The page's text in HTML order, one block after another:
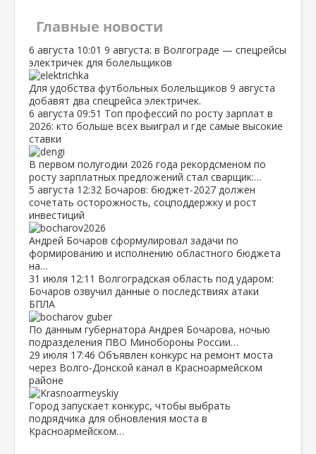
Главные новости
6 августа 10:01 9 августа: в Волгограде — спецрейсы
электричек для болельщиков
Для удобства футбольных болельщиков 9 августа
добавят два спецрейса электричек.
6 августа 09:51 Топ профессий по росту зарплат в
2026: кто больше всех выиграл и где самые высокие
ставки
В первом полугодии 2026 года рекордсменом по
росту зарплатных предложений стал сварщик:…
5 августа 12:32 Бочаров: бюджет‑2027 должен
сочетать осторожность, соцподдержку и рост
инвестиций
Андрей Бочаров сформулировал задачи по
формированию и исполнению областного бюджета
на…
31 июля 12:11 Волгоградская область под ударом:
Бочаров озвучил данные о последствиях атаки
БПЛА
По данным губернатора Андрея Бочарова, ночью
подразделения ПВО Минобороны России…
29 июля 17:46 Объявлен конкурс на ремонт моста
через Волго‑Донской канал в Красноармейском
районе
Город запускает конкурс, чтобы выбрать
подрядчика для обновления моста в
Красноармейском…